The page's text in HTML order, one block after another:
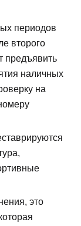
периодов
второго
предъявить
наличных
на
это